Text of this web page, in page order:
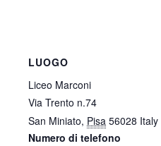
LUOGO
Liceo Marconi
Via Trento n.74
San Miniato, Pisa 56028 Italy
Numero di telefono